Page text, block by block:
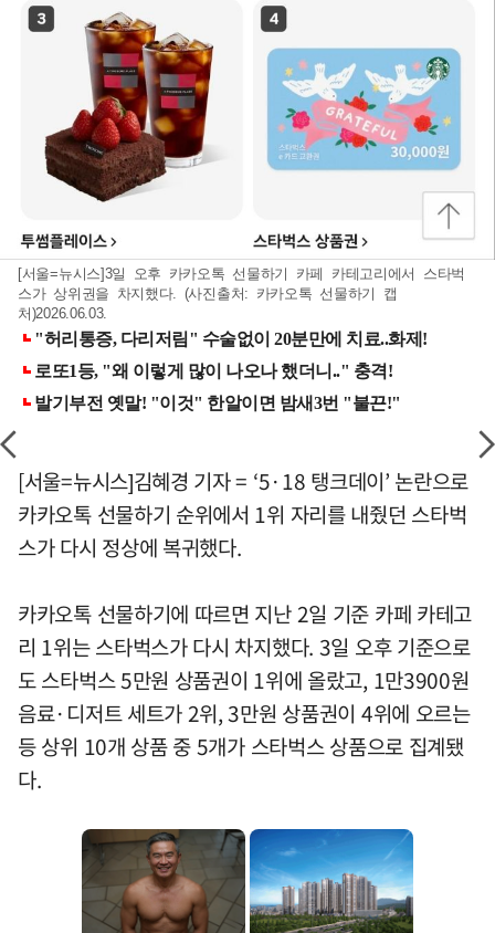
[서울=뉴시스]3일 오후 카카오톡 선물하기 카페 카테고리에서 스타벅
스가 상위권을 차지했다. (사진출처: 카카오톡 선물하기 캡
처)2026.06.03.
[서울=뉴시스]김혜경 기자 = ‘5·18 탱크데이’ 논란으로
카카오톡 선물하기 순위에서 1위 자리를 내줬던 스타벅
스가 다시 정상에 복귀했다.
카카오톡 선물하기에 따르면 지난 2일 기준 카페 카테고
리 1위는 스타벅스가 다시 차지했다. 3일 오후 기준으로
도 스타벅스 5만원 상품권이 1위에 올랐고, 1만3900원
음료·디저트 세트가 2위, 3만원 상품권이 4위에 오르는
등 상위 10개 상품 중 5개가 스타벅스 상품으로 집계됐
다.